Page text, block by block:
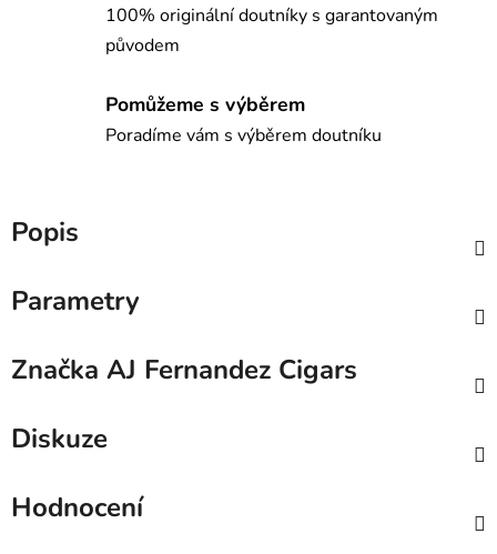
100% originální doutníky s garantovaným
původem
Pomůžeme s výběrem
Poradíme vám s výběrem doutníku
Popis
Parametry
Značka AJ Fernandez Cigars
Diskuze
Hodnocení